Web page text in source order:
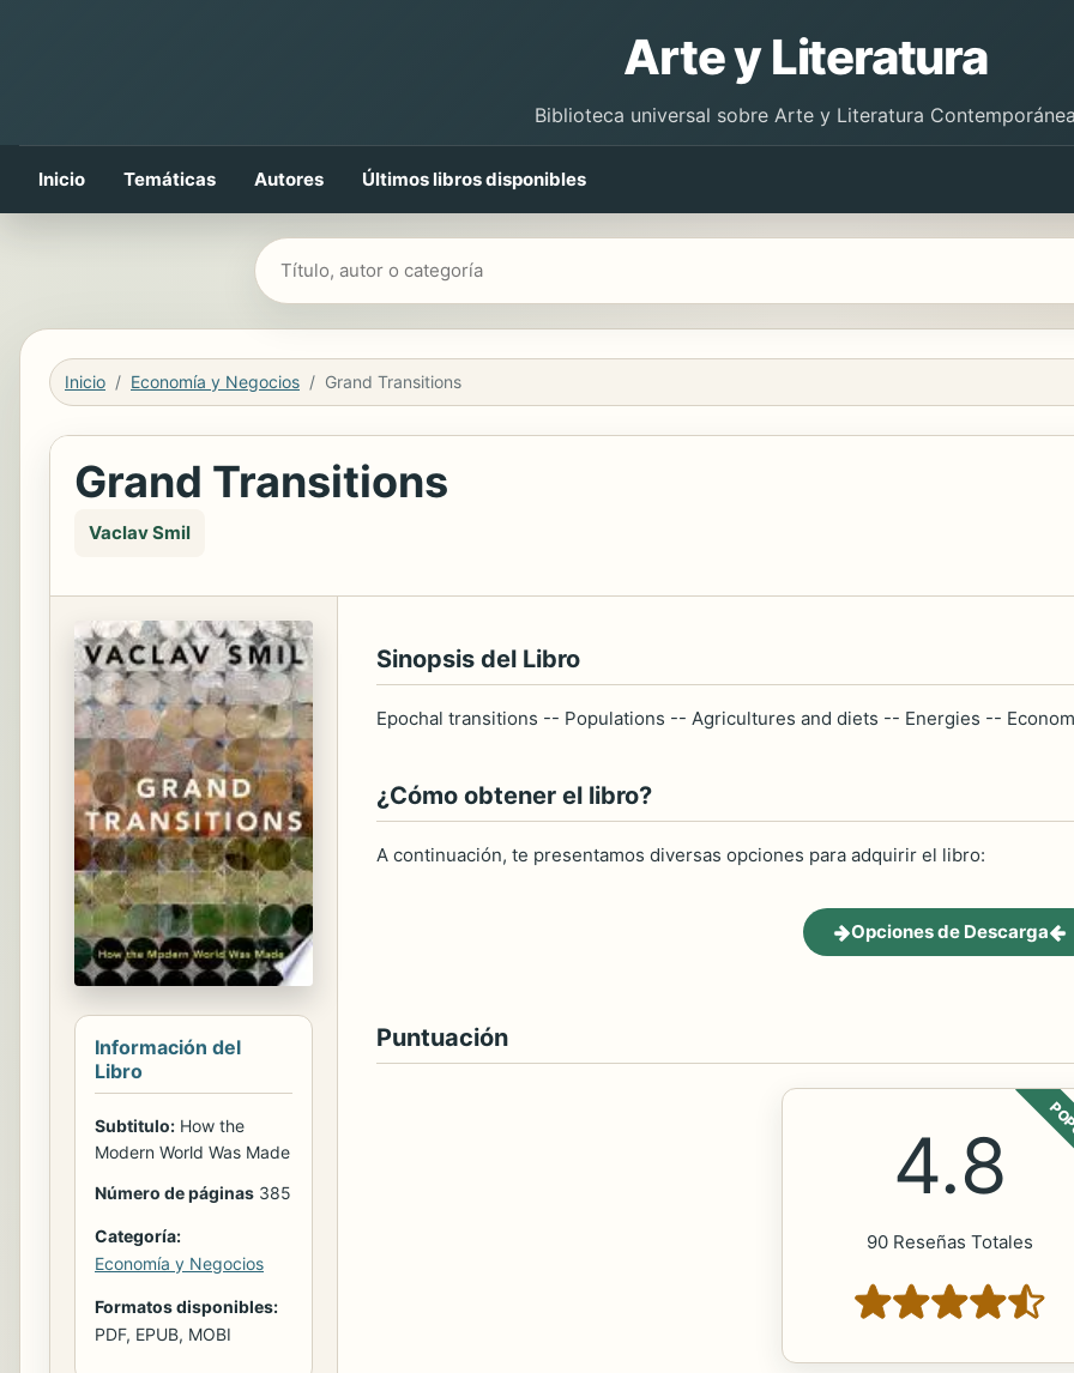
Arte y Literatura
Biblioteca universal sobre Arte y Literatura
Inicio Temáticas Autores Últimos libros disponibles
Buscar libros
Inicio Economía y Negocios Grand Transitions
Grand Transitions
Vaclav Smil
Información del
Libro
Subtitulo: How the
Modern World Was Made
Número de páginas 385
Categoría:
Economía y Negocios
Formatos disponibles:
PDF, EPUB, MOBI
Sinopsis del Libro
Epochal transitions -- Populations -- Agricultures and diets -- Energies --
¿Cómo obtener el libro?
A continuación, te presentamos diversas opciones para adquirir el libro:
Opciones de Descarga
Puntuación
4.8
90 Reseñas Totales